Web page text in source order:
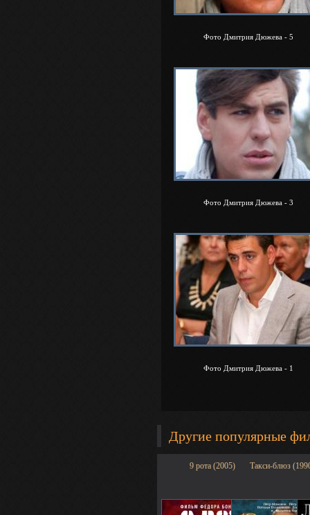
Фото Дмитрия Дюжева - 5
Фото Дмитрия Дюжева - 3
Фото Дмитрия Дюжева - 1
Другие популярные
9 рота (2005) Такси-блюз